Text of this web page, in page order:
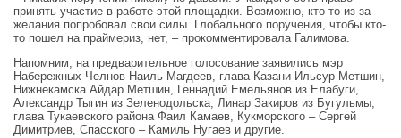
принять участие в работе этой площадки. Возможно, кто-то из-за
желания попробовал свои силы. Глобального поручения, чтобы кто-
то пошел на праймериз, нет, – прокомментировала Галимова.
Напомним, на предварительное голосование заявились мэр
Набережных Челнов Наиль Магдеев, глава Казани Ильсур Метшин,
Нижнекамска Айдар Метшин, Геннадий Емельянов из Елабуги,
Александр Тыгин из Зеленодольска, Линар Закиров из Бугульмы,
глава Тукаевского района Фаил Камаев, Кукморского – Сергей
Димитриев, Спасского – Камиль Нугаев и другие.